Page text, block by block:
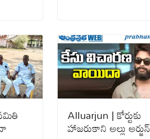
Alluarjun | కోర్టుకు
హాజరుకాని అల్లు అర్జున్